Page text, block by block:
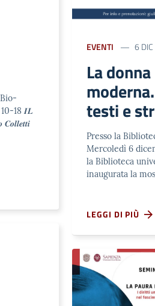
Bio-
18 𝑰𝑳
EVENTI 6
La
testi e
Presso la
Mercoledì 6
la Biblioteca
inaugurata la
LEGGI DI PIÙ